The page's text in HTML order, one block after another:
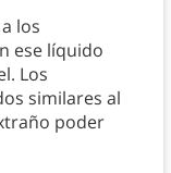
los
ese líquido
Los
similares al
poder